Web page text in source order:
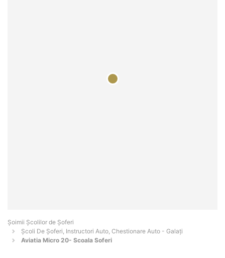
Şoimii Școlilor de Șoferi
Școli De Șoferi, Instructori Auto, Chestionare Auto - Galaţi
Aviatia Micro 20- Scoala Soferi